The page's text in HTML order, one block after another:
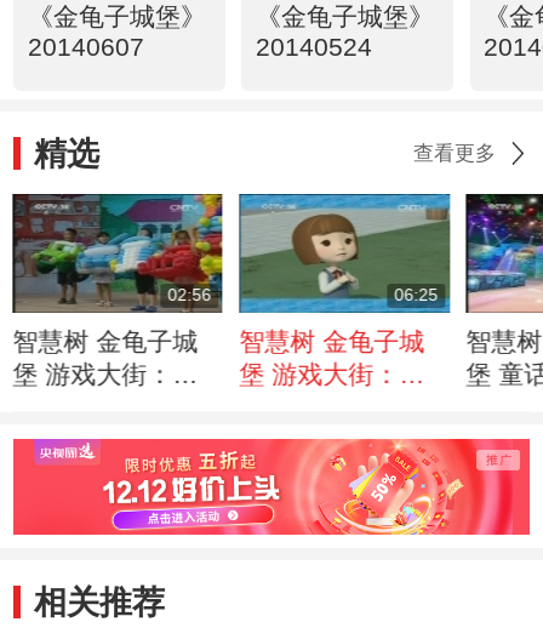
《金龟子城堡》
20140607
《金龟子城堡》
20140524
《
精选 查看更多
02:56
智慧树 金龟子城
堡 游戏大街：出
母然后和驾驶员去
医院 20131207
06:25
智慧树 金龟子城
堡 游戏大街：遇
乱 20131207
智慧
堡 童
相关推荐